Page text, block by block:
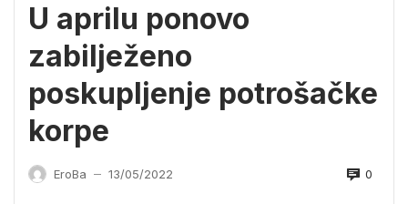
U aprilu ponovo
zabilježeno
poskupljenje potrošačke
korpe
EroBa — 13/05/2022 0